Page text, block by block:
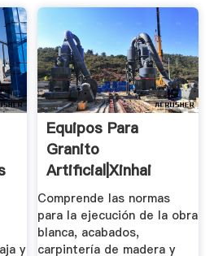
y
Equipos Para
Granito
Artificial|Xinhai
Maquinarias .
Comprende las normas
para la ejecución de la obra
blanca, acabados,
carpintería de madera y